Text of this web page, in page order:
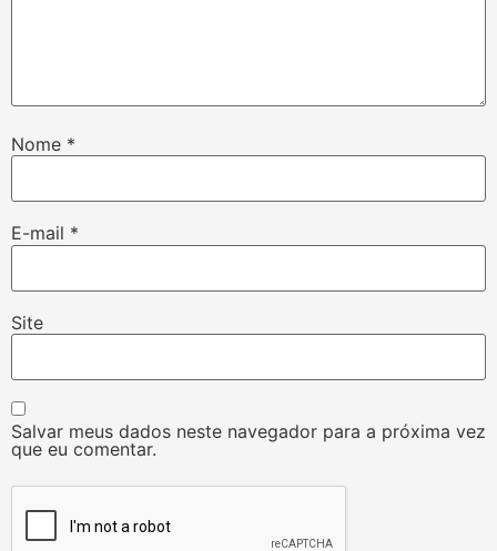
Nome *
E-mail *
Site
Salvar meus dados neste navegador para a próxima vez
que eu comentar.